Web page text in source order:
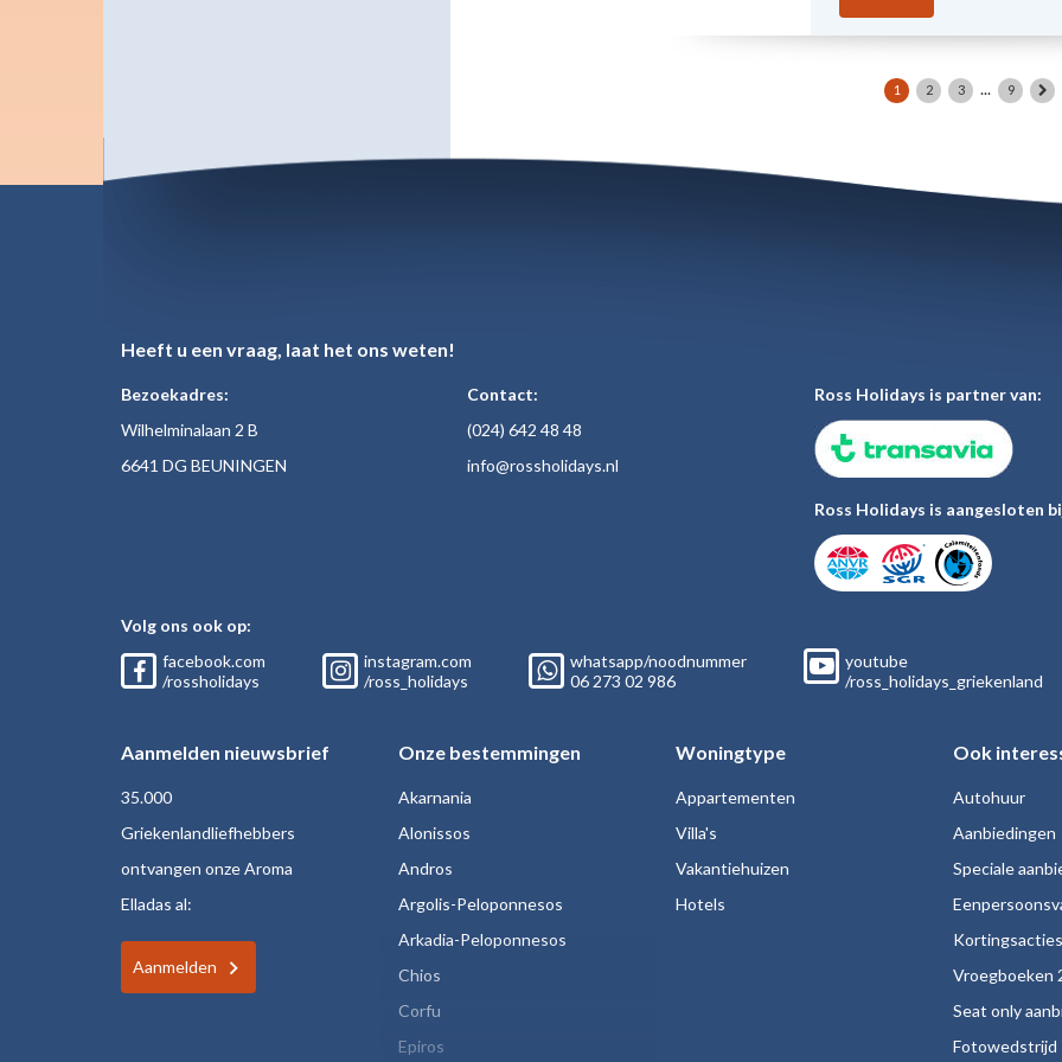
1 2 3 ... 9
Heeft u een vraag, laat het ons weten!
Bezoekadres:
Wilhelminalaan 2 B
6641 DG BEUNINGEN
Contact:
(024) 642 48 48
info@rossholidays.nl
Ross Holidays is partner van:
Ross Holidays is aangesloten
Volg ons ook op:
facebook.com
/rossholidays
instagram.com
/ross_holidays
whatsapp/noodnummer
06 273 02 986
youtube
/ross_holidays_griekenland
Aanmelden nieuwsbrief
35.000
Griekenlandliefhebbers
ontvangen onze Aroma
Elladas al:
Aanmelden
Onze bestemmingen
Akarnania
Alonissos
Andros
Argolis-Peloponnesos
Arkadia-Peloponnesos
Chios
Corfu
Epiros
Woningtype
Appartementen
Villa's
Vakantiehuizen
Hotels
Ook
Autohuur
Aanbiedingen
Speciale
Kortingsacties
Vroegboeken
Seat only
Fotowedstrijd